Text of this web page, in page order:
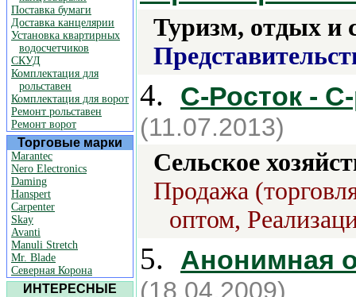
Поставка бумаги
Доставка канцелярии
Установка квартирных
водосчетчиков
СКУД
Комплектация для
рольставен
Комплектация для ворот
Ремонт рольставен
Ремонт ворот
Торговые марки
Marantec
Nero Electronics
Daming
Hanspert
Carpenter
Skay
Avanti
Manuli Stretch
Mr. Blade
Северная Корона
ИНТЕРЕСНЫЕ
Туризм, отдых и
4. С-Росток -
(11.07.2013)
Сельское
Продажа
оптом,
5. Анонимная
(18.04.2009)